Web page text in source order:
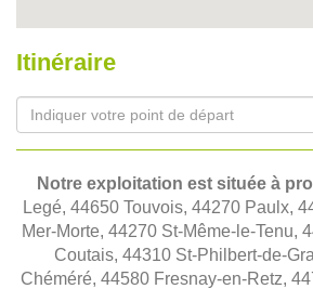
Itinéraire
Notre exploitation est située à
Legé, 44650 Touvois, 44270 Paulx,
Mer-Morte, 44270 St-Même-le-Tenu,
Coutais, 44310 St-Philbert-de-
Chéméré, 44580 Fresnay-en-Retz,